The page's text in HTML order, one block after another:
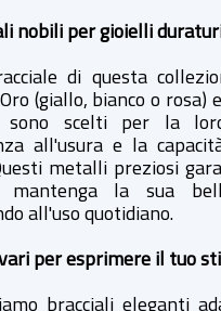
nobili per gioielli
di questa
(giallo, bianco o rosa)
sono scelti per la
all'usura e la
metalli preziosi
mantenga la sua
all'uso quotidiano.
per esprimere il tuo
bracciali eleganti